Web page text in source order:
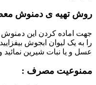
روش تهیه ی دمنوش
جهت اماده کردن این
عسل و یا نبات شیرین نمائید
ممنوعیت مصرف :